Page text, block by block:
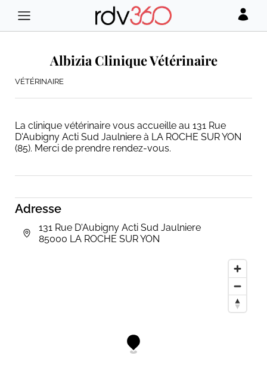
Adresse
131 Rue D'Aubigny Acti Sud Jaulniere
85000 LA ROCHE SUR YON
Albizia Clinique Vétérinaire
VÉTÉRINAIRE
La clinique vétérinaire vous accueille au 131 Rue
D'Aubigny Acti Sud Jaulniere à LA ROCHE SUR YON
(85). Merci de prendre rendez-vous.